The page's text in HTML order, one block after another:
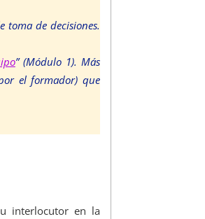
toma de decisiones.
” (Módulo 1). Más
el formador) que
interlocutor en la